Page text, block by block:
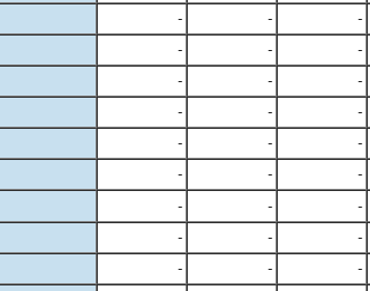
- - -
- - -
- - -
- - -
- - -
- - -
- - -
- - -
- - -